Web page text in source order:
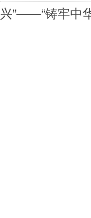
兴”——“铸牢中